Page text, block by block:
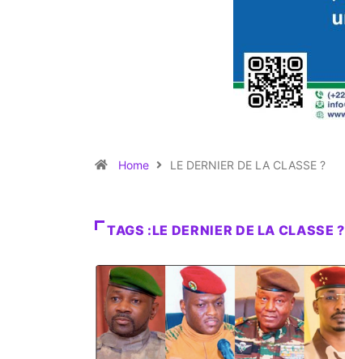
Home LE DERNIER DE LA CLASSE ?
TAGS :LE DERNIER DE LA CLASSE ?